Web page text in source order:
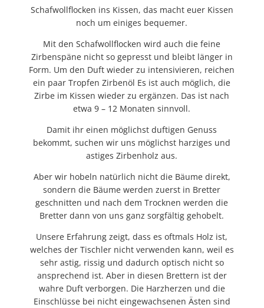
Schafwollflocken ins Kissen, das macht euer Kissen
noch um einiges bequemer.
Mit den Schafwollflocken wird auch die feine
Zirbenspäne nicht so gepresst und bleibt länger in
Form. Um den Duft wieder zu intensivieren, reichen
ein paar Tropfen Zirbenöl Es ist auch möglich, die
Zirbe im Kissen wieder zu ergänzen. Das ist nach
etwa 9 – 12 Monaten sinnvoll.
Damit ihr einen möglichst duftigen Genuss
bekommt, suchen wir uns möglichst harziges und
astiges Zirbenholz aus.
Aber wir hobeln natürlich nicht die Bäume direkt,
sondern die Bäume werden zuerst in Bretter
geschnitten und nach dem Trocknen werden die
Bretter dann von uns ganz sorgfältig gehobelt.
Unsere Erfahrung zeigt, dass es oftmals Holz ist,
welches der Tischler nicht verwenden kann, weil es
sehr astig, rissig und dadurch optisch nicht so
ansprechend ist. Aber in diesen Brettern ist der
wahre Duft verborgen. Die Harzherzen und die
Einschlüsse bei nicht eingewachsenen Ästen sind